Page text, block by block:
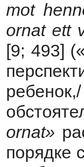
mot
ornat ett
[9; 493]
ornat»
порядке